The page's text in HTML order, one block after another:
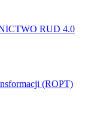
RUD 4.0
(ROPT)